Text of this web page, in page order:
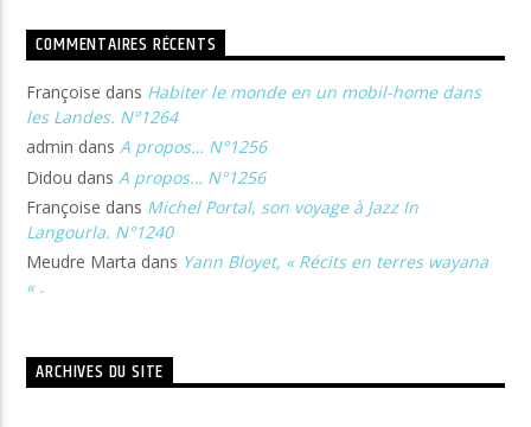
COMMENTAIRES RÉCENTS
Françoise dans Habiter le monde en un mobil-home dans
les Landes. N°1264
admin dansA propos… N°1256
Didou dans A propos… N°1256
Françoise dans Michel Portal, son voyage à Jazz In
Langourla. N°1240
Meudre Marta dans Yann Bloyet, « Récits en terres wayana
« .
ARCHIVES DU SITE